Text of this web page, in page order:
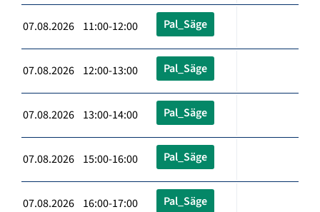
07.08.2026 11:00-12:00 Pal_Säge
07.08.2026 12:00-13:00 Pal_Säge
07.08.2026 13:00-14:00 Pal_Säge
07.08.2026 15:00-16:00 Pal_Säge
07.08.2026 16:00-17:00 Pal_Säge